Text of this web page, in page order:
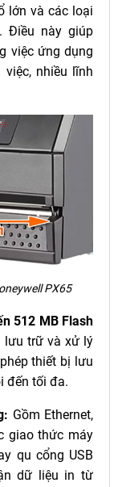
lớn và các loại
Điều này giúp
việc ứng dụng
nhiều lĩnh
PX65
512 MB Flash
lưu trữ và xử lý
thiết bị lưu
đến tối đa.
Gồm Ethernet,
giao thức máy
qu cổng USB
dữ liệu in từ